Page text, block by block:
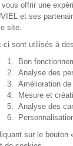
sel en
sel,
des
ou en
au lave-